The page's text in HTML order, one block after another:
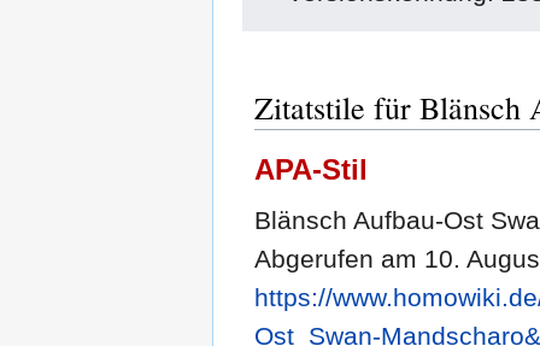
Zitatstile für Blänsch
APA-Stil
Blänsch Aufbau-Ost
Abgerufen am 10.
https://
Ost_Swan-